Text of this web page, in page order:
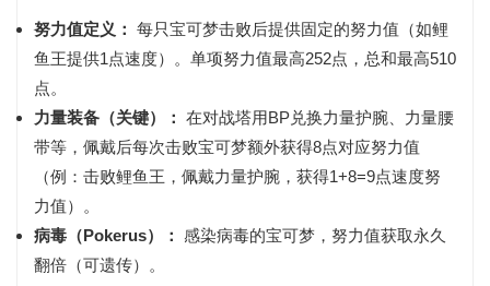
努力值定义： 每只宝可梦击败后提供固定的努力值（如鲤
鱼王提供1点速度）。单项努力值最高252点，总和最高510
点。
力量装备（关键）： 在对战塔用BP兑换力量护腕、力量腰
带等，佩戴后每次击败宝可梦额外获得8点对应努力值
（例：击败鲤鱼王，佩戴力量护腕，获得1+8=9点速度努
力值）。
病毒（Pokerus）： 感染病毒的宝可梦，努力值获取永久
翻倍（可遗传）。